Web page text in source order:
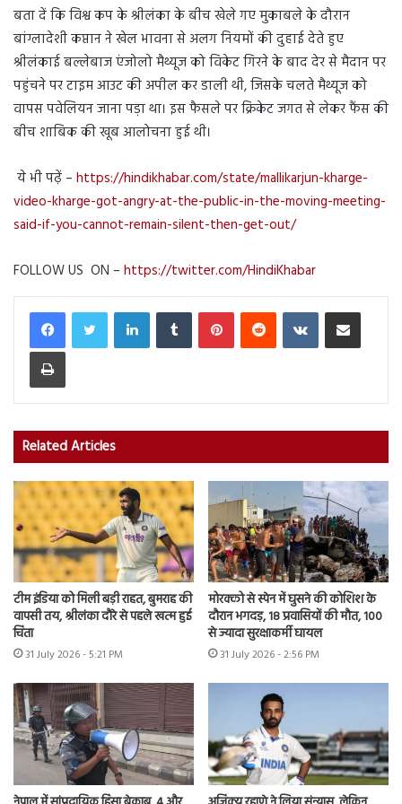
बता दें कि विश्व कप के श्रीलंका के बीच खेले गए मुकाबले के दौरान
बांग्लादेशी कप्तान ने खेल भावना से अलग नियमों की दुहाई देते हुए
श्रीलंकाई बल्लेबाज एंजोलो मैथ्यूज को विकेट गिरने के बाद देर से मैदान पर
पहुंचने पर टाइम आउट की अपील कर डाली थी, जिसके चलते मैथ्यूज को
वापस पवेलियन जाना पड़ा था। इस फैसले पर क्रिकेट जगत से लेकर फैंस की
बीच शाबिक की खूब आलोचना हुई थी।
ये भी पढ़ें – https://hindikhabar.com/state/mallikarjun-kharge-
video-kharge-got-angry-at-the-public-in-the-moving-meeting-
said-if-you-cannot-remain-silent-then-get-out/
FOLLOW US ON – https://twitter.com/HindiKhabar
LinkedInTumblr PinterestReddit VKontakteShare via Email
Print
Related Articles
टीम इंडिया को मिली बड़ी राहत, बुमराह की
वापसी तय, श्रीलंका दौरे से पहले खत्म हुई
चिंता
31 July 2026 - 5:21 PM
मोरक्को से स्पेन में घुसने की कोशिश के
दौरान भगदड़, 18 प्रवासियों की मौत, 100
से ज्यादा सुरक्षाकर्मी घायल
31 July 2026 - 2:56 PM